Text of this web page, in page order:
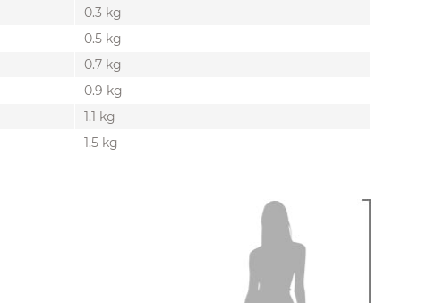
0.3 kg
0.5 kg
0.7 kg
0.9 kg
1.1 kg
1.5 kg